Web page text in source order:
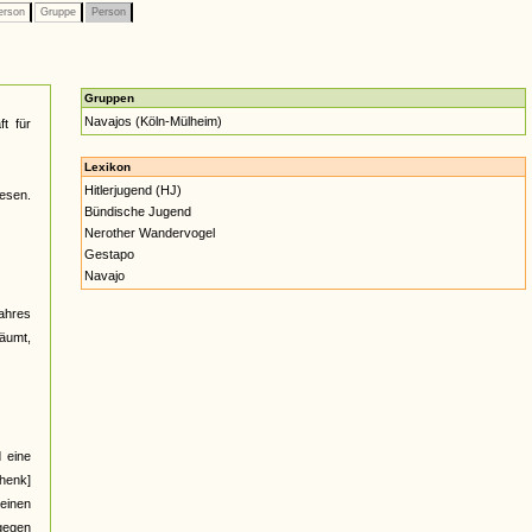
Gruppe Person
für
eine
Gruppen
Navajos (Köln-Mülheim)
Lexikon
Hitlerjugend (HJ)
Bündische Jugend
Nerother Wandervogel
Gestapo
Navajo